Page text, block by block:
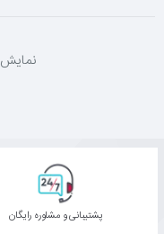
نمايش 1 تا 3 از 3 (1 صفحه)
پشتیبانی و مشاوره رایگان